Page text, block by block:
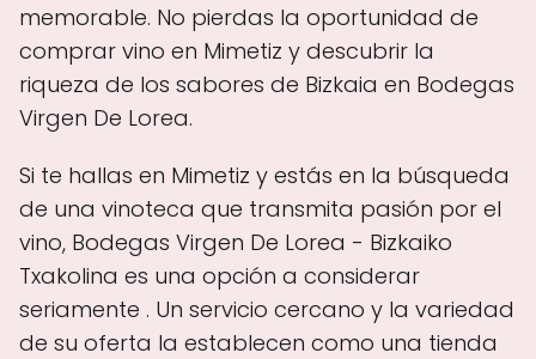
memorable. No pierdas la oportunidad de
comprar vino en Mimetiz y descubrir la
riqueza de los sabores de Bizkaia en Bodegas
Virgen De Lorea.
Si te hallas en Mimetiz y estás en la búsqueda
de una vinoteca que transmita pasión por el
vino, Bodegas Virgen De Lorea - Bizkaiko
Txakolina es una opción a considerar
seriamente . Un servicio cercano y la variedad
de su oferta la establecen como una tienda